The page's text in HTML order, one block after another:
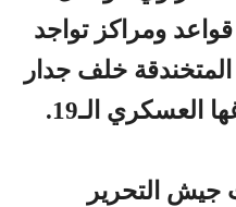
ومراكز تواجد
خلف جدار
العسكري الـ19.
جيش التحرير